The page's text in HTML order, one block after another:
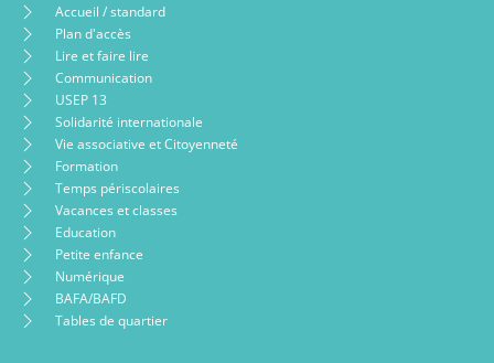
Accueil / standard
Plan d'accès
Lire et faire lire
Communication
USEP 13
Solidarité internationale
Vie associative et Citoyenneté
Formation
Temps périscolaires
Vacances et classes
Education
Petite enfance
Numérique
BAFA/BAFD
Tables de quartier